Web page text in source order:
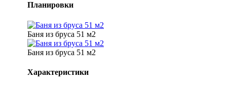
Планировки
Баня из бруса 51 м2
Баня из бруса 51 м2
Характеристики